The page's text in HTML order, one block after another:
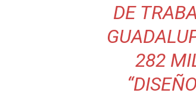
DE
282